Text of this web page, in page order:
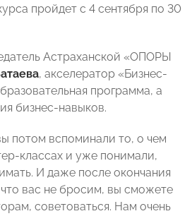
пройдет с 4 сентября по 30
Астраханской «ОПОРЫ
, акселератор «Бизнес-
программа, а
бизнес-навыков.
потом вспоминали то, о чем
классах и уже понимали,
И даже после окончания
вас не бросим, вы сможете
советоваться. Нам очень